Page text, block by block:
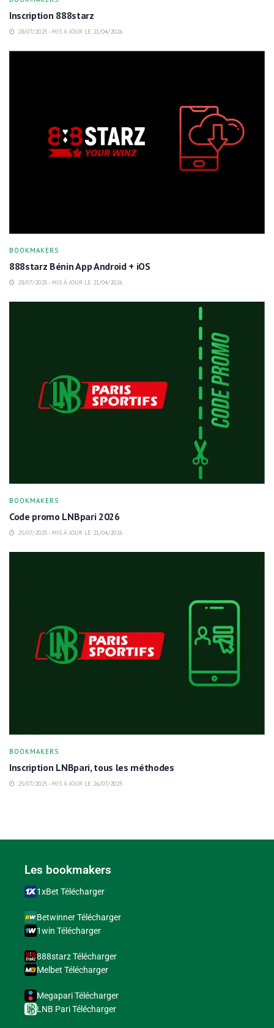
Inscription 888starz
28/07/2025 - MIS À JOUR LE 21/04/2026
BOOKMAKERS
888starz Bénin App Android + iOS
28/07/2025 - MIS À JOUR LE 21/04/2026
BOOKMAKERS
Code promo LNBpari 2026
25/07/2025 - MIS À JOUR LE 21/04/2026
BOOKMAKERS
Inscription LNBpari, tous les méthodes
25/07/2025 - MIS À JOUR LE 26/07/2025
Les bookmakers
1xBet Télécharger
Betwinner Télécharger
1win Télécharger
888starz Télécharger
Melbet Télécharger
Megapari Télécharger
LNB Pari Télécharger